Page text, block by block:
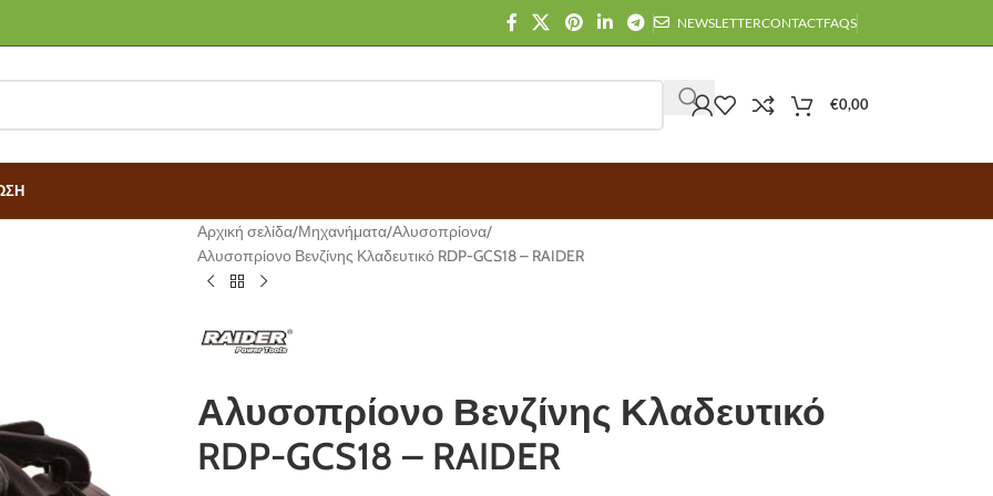
NEWSLETTERCONTACTFAQS
€0,00
Αρχική σελίδα Μηχανήματα Αλυσοπρίονα
Αλυσοπρίονο Βενζίνης Κλαδευτικό RDP-GCS18 – RAIDER
Αλυσοπρίονο Βενζίνης Κλαδευτικό
RDP-GCS18 – RAIDER